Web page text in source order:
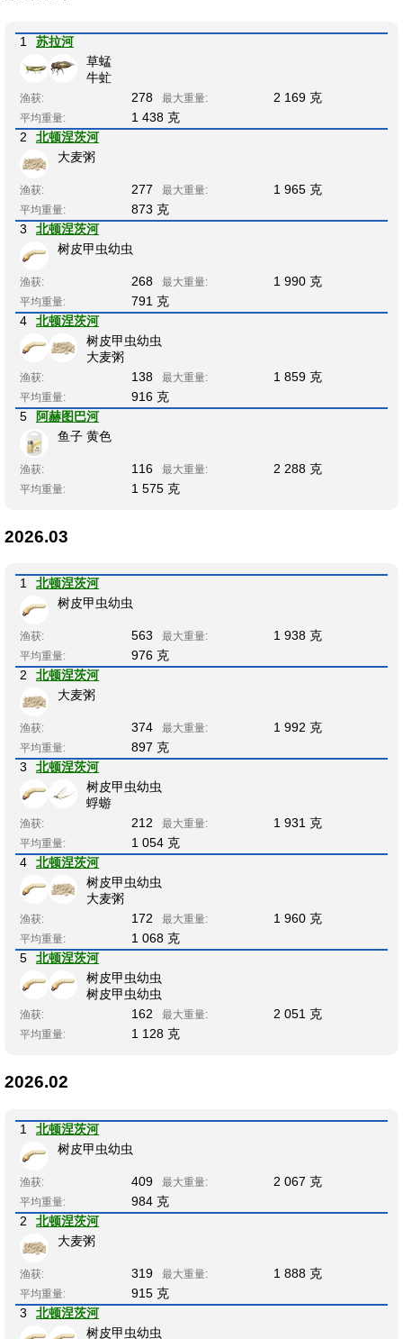
1
苏拉河
草蜢
牛虻
渔获: 278 最大重量: 2 169 克
平均重量:
1 438 克
2
北顿涅茨河
大麦粥
渔获: 277 最大重量: 1 965 克
平均重量:
873 克
3
北顿涅茨河
树皮甲虫幼虫
渔获: 268 最大重量: 1 990 克
平均重量:
791 克
4
北顿涅茨河
树皮甲虫幼虫
大麦粥
渔获: 138 最大重量: 1 859 克
平均重量:
916 克
5
阿赫图巴河
鱼子 黄色
渔获: 116 最大重量: 2 288 克
平均重量: 1 575 克
2026.03
1
北顿涅茨河
树皮甲虫幼虫
渔获: 563 最大重量: 1 938 克
平均重量:
976 克
2
北顿涅茨河
大麦粥
渔获: 374 最大重量: 1 992 克
平均重量:
897 克
3
北顿涅茨河
树皮甲虫幼虫
蜉蝣
渔获: 212 最大重量: 1 931 克
平均重量:
1 054 克
4
北顿涅茨河
树皮甲虫幼虫
大麦粥
渔获: 172 最大重量: 1 960 克
平均重量:
1 068 克
5
北顿涅茨河
树皮甲虫幼虫
树皮甲虫幼虫
渔获: 162 最大重量: 2 051 克
平均重量: 1 128 克
2026.02
1
北顿涅茨河
树皮甲虫幼虫
渔获: 409 最大重量: 2 067 克
平均重量:
984 克
2
北顿涅茨河
大麦粥
渔获: 319 最大重量: 1 888 克
平均重量:
915 克
3
北顿涅茨河
树皮甲虫幼虫